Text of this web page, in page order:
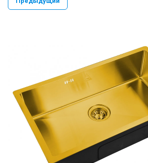
PAULMARK VELLO YUMI LASSAN
Paulmark Презентация Мойка+коландер
Смеситель PAULMARK SERPENTINE
Se213222
Мойки PAULMARK NEXT
Ролл-маты PAULMARK